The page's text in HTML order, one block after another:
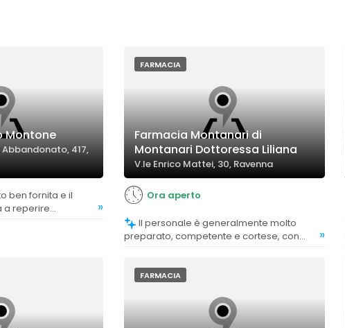
Montone
417,
a reperire
»
FARMACIA
Farmacia Montanari di
Montanari Dottoressa Liliana
V.le Enrico Mattei, 30, Ravenna
Ora aperto
Il personale è generalmente molto
preparato, competente e cortese, con
»
FARMACIA